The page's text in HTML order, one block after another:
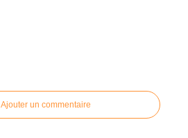
Ajouter un commentaire